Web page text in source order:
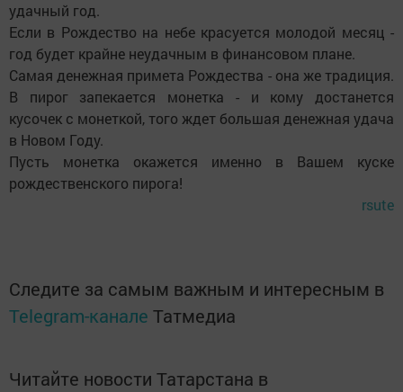
удачный год.
Если в Рождество на небе красуется молодой месяц -
год будет крайне неудачным в финансовом плане.
Самая денежная примета Рождества - она же традиция.
В пирог запекается монетка - и кому достанется
кусочек с монеткой, того ждет большая денежная удача
в Новом Году.
Пусть монетка окажется именно в Вашем куске
рождественского пирога!
rsute
Следите за самым важным и интересным в
Telegram-канале Татмедиа
Читайте новости Татарстана в